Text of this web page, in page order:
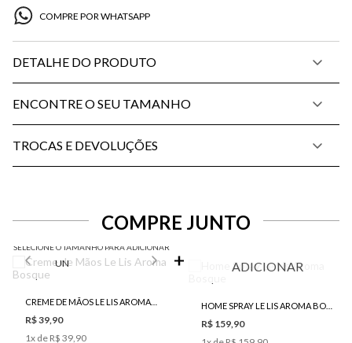
COMPRE POR WHATSAPP
DETALHE DO PRODUTO
ENCONTRE O SEU TAMANHO
TROCAS E DEVOLUÇÕES
COMPRE JUNTO
SELECIONE O TAMANHO PARA ADICIONAR
UN
R$ 39,90
1x de R$ 39,90
ADICIONAR
R$ 159,90